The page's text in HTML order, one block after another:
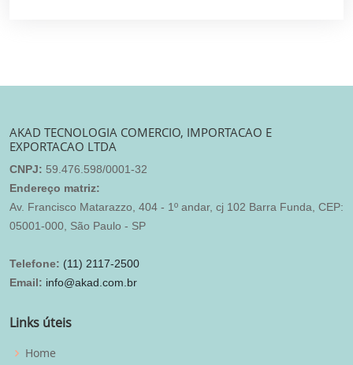
AKAD TECNOLOGIA COMERCIO, IMPORTACAO E
EXPORTACAO LTDA
CNPJ: 59.476.598/0001-32
Endereço matriz:
Av. Francisco Matarazzo, 404 - 1º andar, cj 102 Barra Funda, CEP:
05001-000, São Paulo - SP
Telefone: (11) 2117-2500
Email: info@akad.com.br
Links úteis
Home